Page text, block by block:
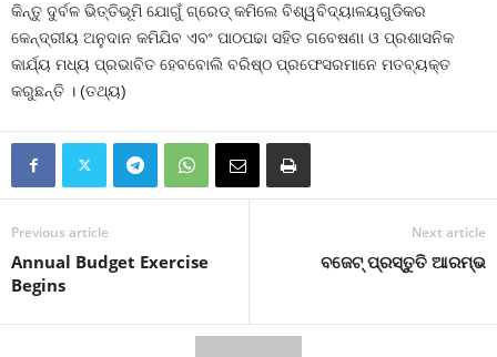
କିନ୍ତୁ ଦୁର୍ବଳ ଭିତ୍ତିଭୂମି ଯୋଗୁଁ ଗ୍ରେଡ୍‍ କମିଲେ ବିଶ୍ୱବିଦ୍ୟାଳୟଗୁଡିକର
କେନ୍ଦ୍ରୀୟ ଅନୁଦାନ କମିଯିବ ଏବଂ ପାଠପଢା ସହିତ ଗବେଷଣା ଓ ପ୍ରଶାସନିକ
କାର୍ଯ୍ୟ ମଧ୍ୟ ପ୍ରଭାବିତ ହେବବୋଲି ବରିଷ୍ଠ ପ୍ରଫେସରମାନେ ମତବ୍ୟକ୍ତ
କରୁଛନ୍ତି । (ତଥ୍ୟ)
Previous article
Annual Budget Exercise
Begins
Next article
ବଜେଟ୍‍ ପ୍ରସ୍ତୁତି ଆରମ୍ଭ